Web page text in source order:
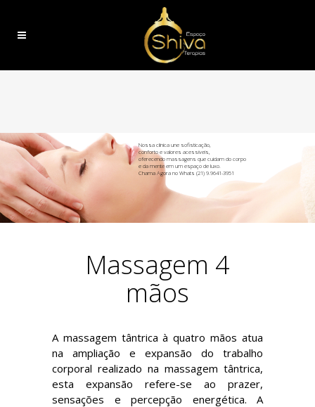
Nossa clínica une sofisticação,
conforto e valores acessíveis,
oferecendo massagens que cuidam do corpo
e da mente em um espaço de luxo.
Chama Agora no Whats (21) 9.9641-3951
Massagem 4
mãos
A massagem tântrica à quatro mãos atua
na ampliação e expansão do trabalho
corporal realizado na massagem tântrica,
esta expansão refere-se ao prazer,
sensações e percepção energética. A